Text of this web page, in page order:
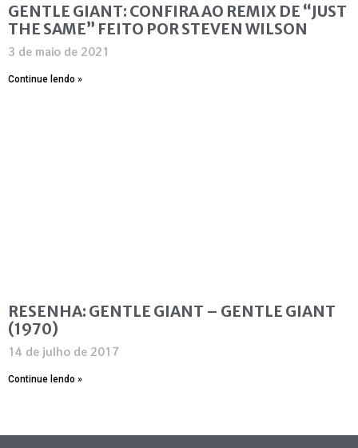
GENTLE GIANT: CONFIRA AO REMIX DE “JUST
THE SAME” FEITO POR STEVEN WILSON
3 de maio de 2021
Continue lendo »
RESENHA: GENTLE GIANT – GENTLE GIANT
(1970)
14 de julho de 2017
Continue lendo »